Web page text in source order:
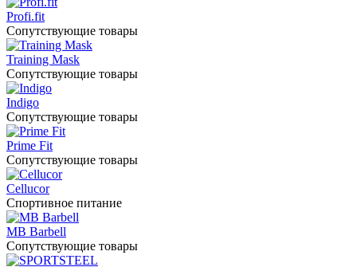
Profi.fit
Сопутствующие товары
Training Mask
Сопутствующие товары
Indigo
Сопутствующие товары
Prime Fit
Сопутствующие товары
Cellucor
Спортивное питание
MB Barbell
Сопутствующие товары